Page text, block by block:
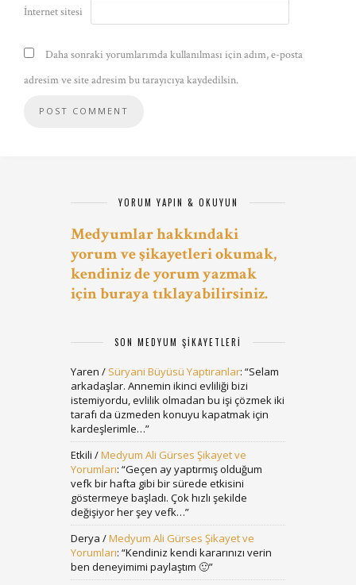
İnternet sitesi
Daha sonraki yorumlarımda kullanılması için adım, e-posta
adresim ve site adresim bu tarayıcıya kaydedilsin.
YORUM YAPIN & OKUYUN
Medyumlar hakkındaki
yorum ve şikayetleri okumak,
kendiniz de yorum yazmak
için buraya tıklayabilirsiniz.
SON MEDYUM ŞIKAYETLERI
Yaren / Süryani Büyüsü Yaptıranlar: “Selam
arkadaşlar. Annemin ikinci evliliği bizi
istemiyordu, evlilik olmadan bu işi çözmek iki
tarafı da üzmeden konuyu kapatmak için
kardeşlerimle…”
Etkili /Medyum Ali Gürses Şikayet ve
Yorumları: “Geçen ay yaptırmış olduğum
vefk bir hafta gibi bir sürede etkisini
göstermeye başladı. Çok hızlı şekilde
değişiyor her şey vefk…”
Derya /Medyum Ali Gürses Şikayet ve
Yorumları: “Kendiniz kendi kararınızı verin
ben deneyimimi paylaştım 🙂”